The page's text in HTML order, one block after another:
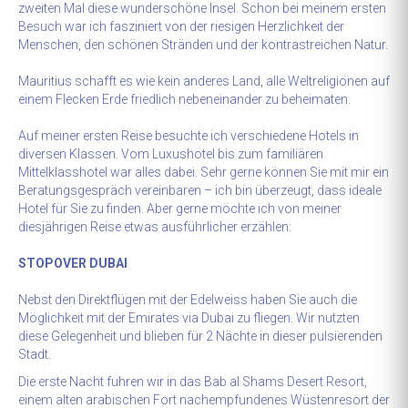
zweiten Mal diese wunderschöne Insel. Schon bei meinem ersten
Besuch war ich fasziniert von der riesigen Herzlichkeit der
Menschen, den schönen Stränden und der kontrastreichen Natur.
Mauritius schafft es wie kein anderes Land, alle Weltreligionen auf
einem Flecken Erde friedlich neben­einander zu beheimaten.
Auf meiner ersten Reise besuchte ich verschiedene Hotels in
diversen Klassen. Vom Luxushotel bis zum familiären
Mittelklasshotel war alles dabei. Sehr gerne können Sie mit mir ein
Beratungsgespräch vereinbaren – ich bin überzeugt, dass ideale
Hotel für Sie zu finden. Aber gerne möchte ich von meiner
diesjährigen Reise etwas ausführlicher erzählen:
STOPOVER DUBAI
Nebst den Direktflügen mit der Edelweiss haben Sie auch die
Möglichkeit mit der Emirates via Dubai zu fliegen. Wir nutzten
diese Gelegenheit und blieben für 2 Nächte in dieser pulsierenden
Stadt.
Die erste Nacht fuhren wir in das Bab al Shams Desert Resort,
einem alten arabischen Fort nachempfundenes Wüstenresort der